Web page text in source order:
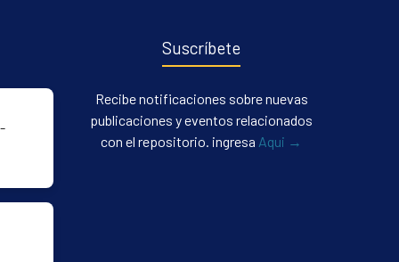
Suscríbete
Recibe notificaciones sobre nuevas
publicaciones y eventos relacionados
con el repositorio. ingresa Aqui →